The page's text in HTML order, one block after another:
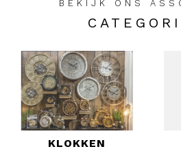
BEKIJK ONS
KLOKKEN